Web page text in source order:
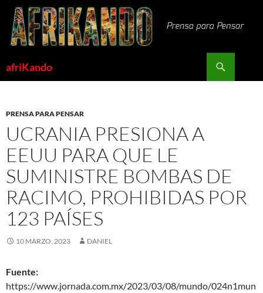
Saltar
contenido
afriKando
PRENSA PARA PENSAR
UCRANIA PRESIONA A
EEUU PARA QUE LE
SUMINISTRE BOMBAS DE
RACIMO, PROHIBIDAS POR
123 PAÍSES
10 MARZO, 2023 DANIEL
Fuente:
https://www.jornada.com.mx/2023/03/08/mundo/024n1mun